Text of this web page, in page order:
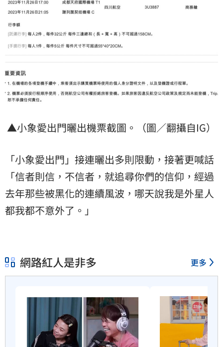
▲小象愛出門曬出機票截圖。（圖／翻攝自IG）
「小象愛出門」接連曬出多則限動，接著更喊話
「信者則信，不信者，就追尋你們的信仰，經過
去年那些被黑化的連續風波，哪天說我是外星人
都我都不意外了。」
網路紅人是非多 更多